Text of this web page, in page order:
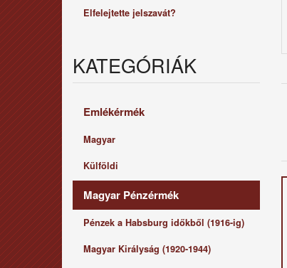
Elfelejtette jelszavát?
KATEGÓRIÁK
Emlékérmék
Magyar
Külföldi
Magyar Pénzérmék
Pénzek a Habsburg időkből (1916-ig)
Magyar Királyság (1920-1944)